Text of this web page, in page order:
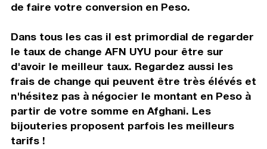
de faire votre conversion en Peso.
Dans tous les cas il est primordial de regarder
le taux de change AFN UYU pour être sur
d'avoir le meilleur taux. Regardez aussi les
frais de change qui peuvent être très élévés et
n'hésitez pas à négocier le montant en Peso à
partir de votre somme en Afghani. Les
bijouteries proposent parfois les meilleurs
tarifs !